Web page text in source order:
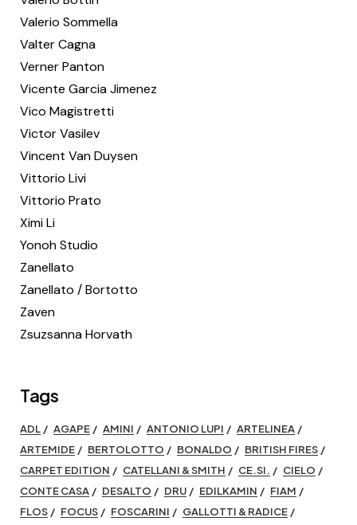
Valerio Sommella
Valter Cagna
Verner Panton
Vicente Garcia Jimenez
Vico Magistretti
Victor Vasilev
Vincent Van Duysen
Vittorio Livi
Vittorio Prato
Ximi Li
Yonoh Studio
Zanellato
Zanellato / Bortotto
Zaven
Zsuzsanna Horvath
Tags
ADL AGAPE AMINI ANTONIO LUPI
ARTELINEA
ARTEMIDE
BERTOLOTTO BONALDO
BRITISH FIRES
CARPET EDITION
CATELLANI & SMITH CE.SI.
CIELO
CONTE CASA
DESALTO DRU EDILKAMIN
FIAM
FLOS
FOCUS FOSCARINI
GALLOTTI & RADICE